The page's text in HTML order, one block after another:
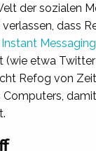
der sozialen
dass
(wie etwa
Refog von